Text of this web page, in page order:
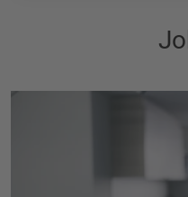
Projektleiter/in
Innenausbau